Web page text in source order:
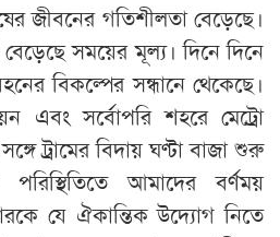
জীবনের গতিশীলতা বেড়েছে।
সময়ের মূল্য। দিনে দিনে
বিকল্পের সন্ধানে থেকেছে।
এবং সর্বোপরি শহরে মেট্রো
ট্রামের বিদায় ঘণ্টা বাজা শুরু
আমাদের বর্ণময়
যে ঐকান্তিক উদ্যোগ নিতে